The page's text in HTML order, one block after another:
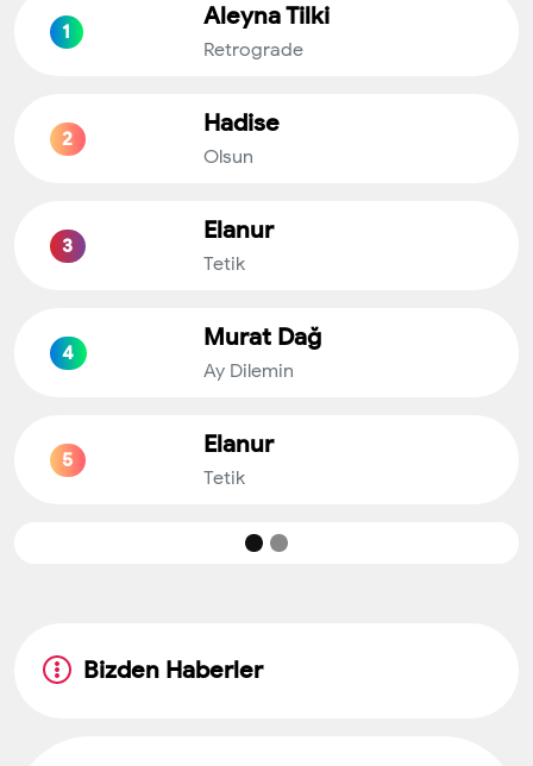
1
Aleyna Tilki
Retrograde
2
Hadise
Olsun
3
Elanur
Tetik
4
Murat Dağ
Ay Dilemin
5
Elanur
Tetik
Bizden Haberler